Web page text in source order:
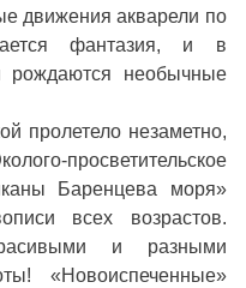
движения акварели по
фантазия, и в
рождаются необычные
пролетело незаметно,
просветительское
Баренцева моря»
всех возрастов.
и разными
«Новоиспеченные»